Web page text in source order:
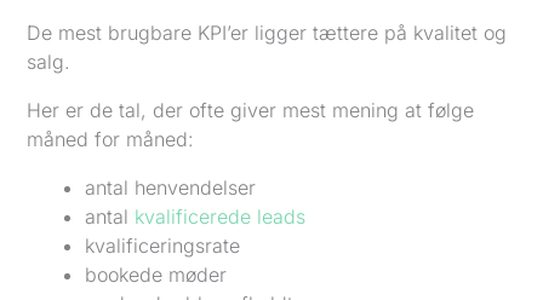
De mest brugbare KPI’er ligger tættere på kvalitet og
salg.
Her er de tal, der ofte giver mest mening at følge
måned for måned:
antal henvendelser
antal kvalificerede leads
kvalificeringsrate
bookede møder